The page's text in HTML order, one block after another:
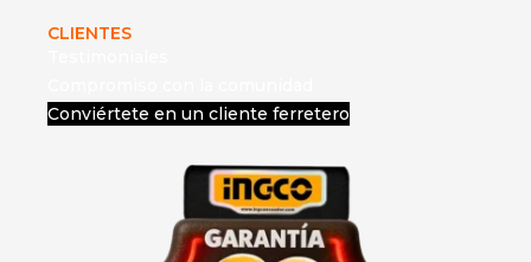
CLIENTES
Conviértete en un cliente ferretero